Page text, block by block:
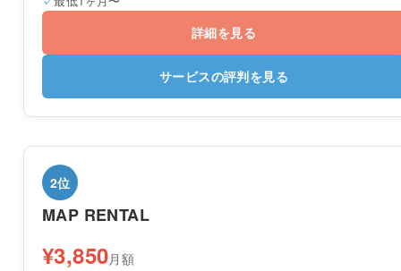
詳細を見る
サービスの評判を見る
2位
MAP RENTAL
¥3,850月額